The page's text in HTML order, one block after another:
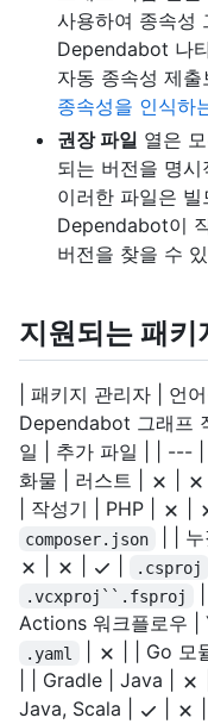
사용하여 종속성
Dependabot 나
자동 종속성 제
종속성을 인식하
권장 파일 열은
되는 버전을 명
이러한 파일은
Dependabot이
버전을 찾을 수
지원되는 패키
| 패키지 관리자 | 언
Dependabot 그래프
일 | 추가 파일 | |
화물 | 러스트 |
| 작성기 | PHP |
composer.json
| |
.csproj
.vcxproj``.fsproj
Actions 워크플로우 |
.yaml | | Go 모
| | Gradle | Java |
Java, Scala |